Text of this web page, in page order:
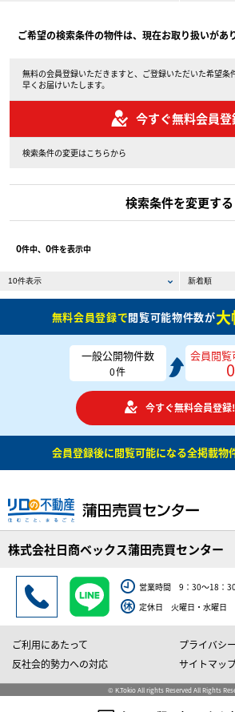
ご希望の検索条件の物件は、現在お取り扱いがあ
無料の会員登録いただきますと、ご登録いただいた希望条
早くお届けいたします。
今すぐ無料会員登
検索条件の変更はこちらから
検索条件を変更する
0件中、 0件を表示中
無料会員登録で閲覧可能物件数が
一般公開物件数
0件
会員閲
0
今すぐ無料会員登録!
会員登録後に閲覧可能になる全掲載物
株式会社日商ベックス蒲田売買センター
営業時間 9：30～18：30
定休日 火曜日・水曜日
ご利用にあたって
プライバシ
反社会的勢力への対応
サイトマッ
© K.Tokio All rights Reserved All Rights